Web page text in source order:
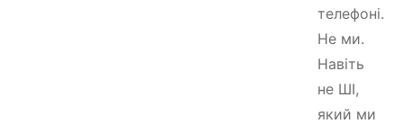
телефоні.
Не ми.
Навіть
не ШІ,
який ми